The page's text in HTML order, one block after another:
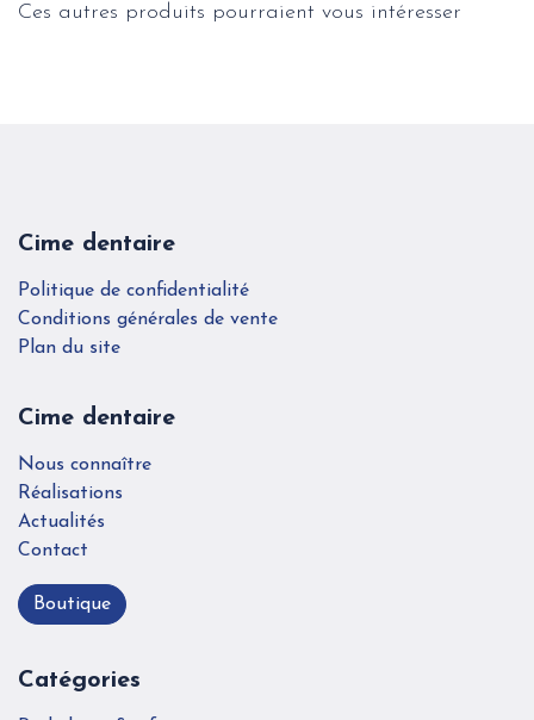
Ces autres produits pourraient vous intéresser
Cime dentaire
Politique de confidentialité
Conditions générales de vente
Plan du site
Cime dentaire
Nous connaître
Réalisations
Actualités
Contact
Boutique
Catégories